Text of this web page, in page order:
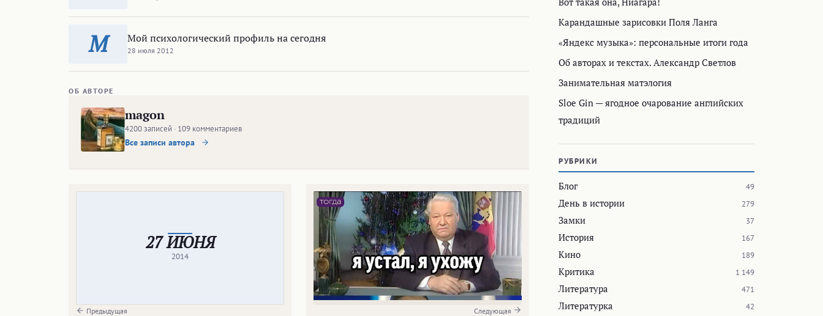
М Мой психологический профиль на сегодня
28 июля 2012
ОБ АВТОРЕ
magon
4200 записей · 109 комментариев
Все записи автора
27 ИЮНЯ
2014
Предыдущая Следующая
Карандашные зарисовки Поля Ланга
«Яндекс музыка»: персональные итоги года
Об авторах и текстах. Александр Светлов
Занимательная матэлогия
Sloe Gin — ягодное очарование английских
традиций
РУБРИКИ
Блог 49
День в истории 279
Замки 37
История 167
Кино 189
Критика 1 149
Литература 471
Литературка 42